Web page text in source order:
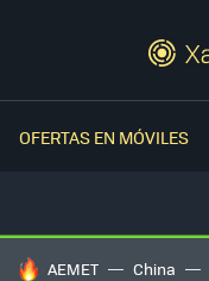
OFERTAS EN MÓVILES
HOY SE HABLA DE
AEMET China